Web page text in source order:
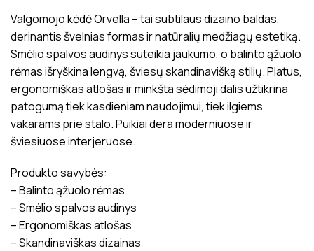
Valgomojo kėdė Orvella – tai subtilaus dizaino baldas,
derinantis švelnias formas ir natūralių medžiagų estetiką.
Smėlio spalvos audinys suteikia jaukumo, o balinto ąžuolo
rėmas išryškina lengvą, šviesų skandinavišką stilių. Platus,
ergonomiškas atlošas ir minkšta sėdimoji dalis užtikrina
patogumą tiek kasdieniam naudojimui, tiek ilgiems
vakarams prie stalo. Puikiai dera moderniuose ir
šviesiuose interjeruose.
Produkto savybės:
– Balinto ąžuolo rėmas
– Smėlio spalvos audinys
– Ergonomiškas atlošas
– Skandinaviškas dizainas